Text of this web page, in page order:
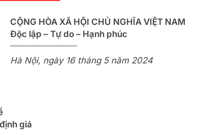
CỘNG HÒA XÃ HỘI CHỦ NGHĨA VIỆT NAM
Độc lập – Tự do – Hạnh phúc
Hà Nội, ngày 16 tháng 5 năm 2024
giá